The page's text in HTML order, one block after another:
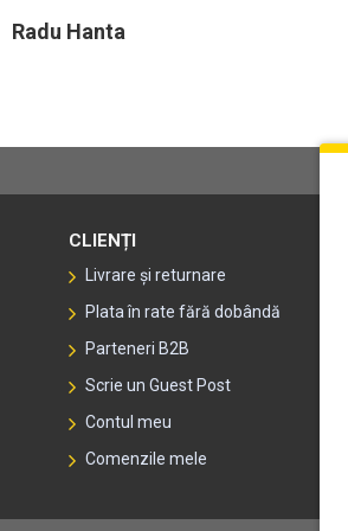
Radu Hanta
CLIENȚI
Livrare și returnare
Plata în rate fără dobândă
Parteneri B2B
Scrie un Guest Post
Contul meu
Comenzile mele